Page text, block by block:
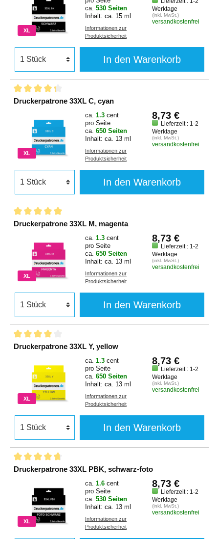
XL
ca. 530 Seiten
Inhalt: ca. 15 ml
Informationen zur
Produktsicherheit
Werktage
(inkl. MwSt.)
versandkostenfrei
In den Warenkorb
Druckerpatrone 33XL C, cyan
XL
ca. 1.3 cent
pro Seite
ca. 650 Seiten
Inhalt: ca. 13 ml
Informationen zur
Produktsicherheit
8,73 €
Lieferzeit : 1-2
Werktage
(inkl. MwSt.)
versandkostenfrei
In den Warenkorb
Druckerpatrone 33XL M, magenta
XL
ca. 1.3 cent
pro Seite
ca. 650 Seiten
Inhalt: ca. 13 ml
Informationen zur
Produktsicherheit
8,73 €
Lieferzeit : 1-2
Werktage
(inkl. MwSt.)
versandkostenfrei
In den Warenkorb
Druckerpatrone 33XL Y, yellow
XL
ca. 1.3 cent
pro Seite
ca. 650 Seiten
Inhalt: ca. 13 ml
Informationen zur
Produktsicherheit
8,73 €
Lieferzeit : 1-2
Werktage
(inkl. MwSt.)
versandkostenfrei
In den Warenkorb
Druckerpatrone 33XL PBK, schwarz-foto
XL
ca. 1.6 cent
pro Seite
ca. 530 Seiten
Inhalt: ca. 13 ml
Informationen zur
Produktsicherheit
8,73 €
Lieferzeit : 1-2
Werktage
(inkl. MwSt.)
versandkostenfrei